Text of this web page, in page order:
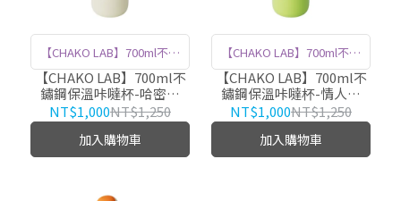
【CHAKO LAB】700ml不鏽
鋼保溫咔噠杯，輕巧易攜，
保溫效果卓越。健身、出
遊、休閒，咔噠鎖扣一秒即
可變身為提把，方便攜帶，
大口補水或小口啜飲自由切
【CHAKO LAB】700ml不
鏽鋼保溫咔噠杯-哈密瓜
HX031A01
NT$1,000NT$1,250
加入購物車
【CHAKO LAB】700ml不鏽
鋼保溫咔噠杯，輕巧易攜，
保溫效果卓越。健身、出
遊、休閒，咔噠鎖扣一秒即
可變身為提把，方便攜帶，
【CHAKO LAB】700ml不
鏽鋼保溫咔噠杯-情人果
HX031A02
NT$1,000NT$1,250
加入購物車